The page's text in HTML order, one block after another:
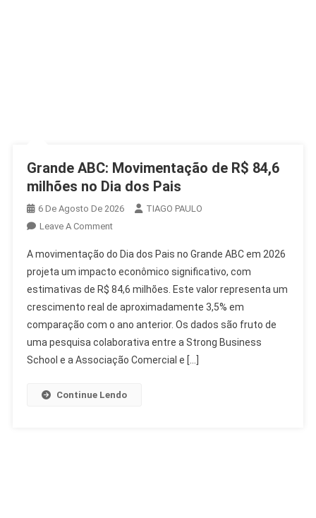
Grande ABC: Movimentação de R$ 84,6
milhões no Dia dos Pais
6 De Agosto De 2026
TIAGO PAULO
Leave A CommentOn
ABC:
Movimentação
De
R$
84,6
Milhões
No
A movimentação do Dia dos Pais no Grande ABC em 2026
projeta um impacto econômico significativo, com
estimativas de R$ 84,6 milhões. Este valor representa um
crescimento real de aproximadamente 3,5% em
comparação com o ano anterior. Os dados são fruto de
uma pesquisa colaborativa entre a Strong Business
School e a Associação Comercial e […]
Continue Lendo